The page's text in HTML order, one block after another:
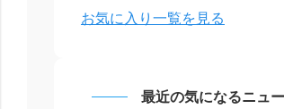
お気に入り一覧を見る
最近の気になるニュ